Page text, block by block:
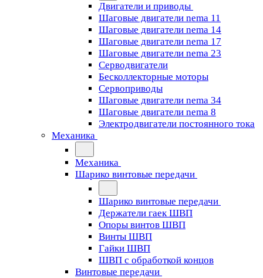
Двигатели и приводы
Шаговые двигатели nema 11
Шаговые двигатели nema 14
Шаговые двигатели nema 17
Шаговые двигатели nema 23
Cерводвигатели
Бесколлекторные моторы
Сервоприводы
Шаговые двигатели nema 34
Шаговые двигатели nema 8
Электродвигатели постоянного тока
Механика
Механика
Шарико винтовые передачи
Шарико винтовые передачи
Держатели гаек ШВП
Опоры винтов ШВП
Винты ШВП
Гайки ШВП
ШВП с обработкой концов
Винтовые передачи